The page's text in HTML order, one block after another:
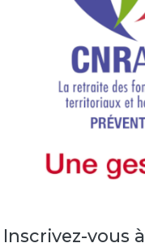
Inscrivez-vous